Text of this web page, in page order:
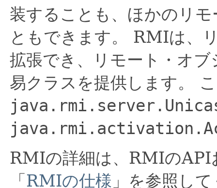
装することも、ほかのリ
ともできます。
RMIは、
拡張でき、リモート・オ
易クラスを提供します。
RMIの詳細は、RMIのAPI
「RMIの仕様 」を参照し